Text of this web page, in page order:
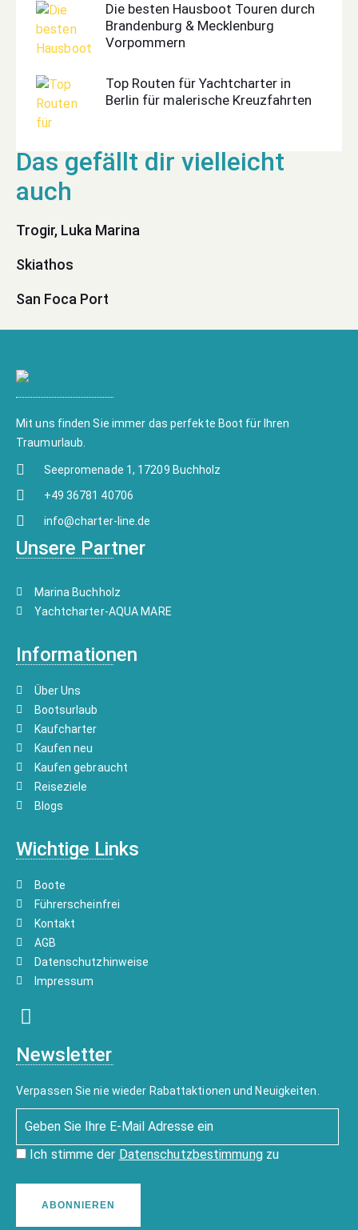
Die besten Hausboot Touren durch
Brandenburg & Mecklenburg
Vorpommern
Top Routen für Yachtcharter in
Berlin für malerische Kreuzfahrten
Trogir, Luka Marina
Skiathos
San Foca Port
Mit uns finden Sie immer das perfekte Boot für Ihren
Traumurlaub.
Seepromenade 1, 17209 Buchholz
+49 36781 40706
info@charter-line.de
Unsere Partner
Marina Buchholz
Yachtcharter-AQUA MARE
Informationen
Über Uns
Bootsurlaub
Kaufcharter
Kaufen neu
Kaufen gebraucht
Reiseziele
Blogs
Wichtige Links
Boote
Führerscheinfrei
Kontakt
AGB
Datenschutzhinweise
Impressum
Newsletter
Verpassen Sie nie wieder Rabattaktionen und Neuigkeiten.
Ich stimme der Datenschutzbestimmungzu
ABONNIEREN